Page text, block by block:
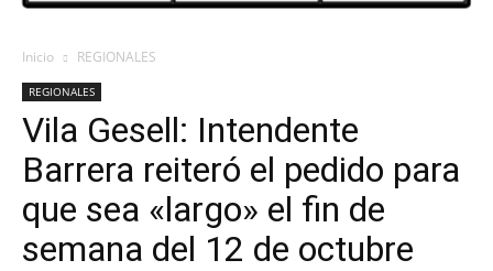
Inicio REGIONALES
REGIONALES
Vila Gesell: Intendente
Barrera reiteró el pedido para
que sea «largo» el fin de
semana del 12 de octubre